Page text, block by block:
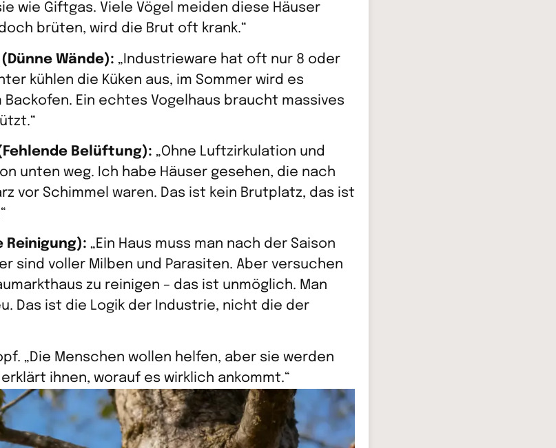
wie Giftgas. Viele Vögel meiden diese Häuser
brüten, wird die Brut oft krank.“
Wände): „Industrieware hat oft nur 8 oder
kühlen die Küken aus, im Sommer wird es
Ein echtes Vogelhaus braucht massives
Belüftung): „Ohne Luftzirkulation und
unten weg. Ich habe Häuser gesehen, die nach
vor Schimmel waren. Das ist kein Brutplatz, das ist
Reinigung): „Ein Haus muss man nach der Saison
sind voller Milben und Parasiten. Aber versuchen
zu reinigen – das ist unmöglich. Man
Das ist die Logik der Industrie, nicht die der
„Die Menschen wollen helfen, aber sie werden
ihnen, worauf es wirklich ankommt.“